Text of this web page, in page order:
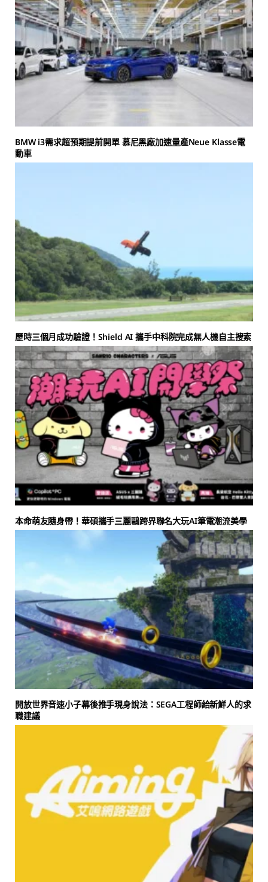
BMW i3需求超預期提前開單 慕尼黑廠加速量產Neue Klasse電
動車
歷時三個月成功驗證！Shield AI 攜手中科院完成無人機自主搜索
本命萌友隨身帶！華碩攜手三麗鷗跨界聯名大玩AI筆電潮流美學
開放世界音速小子幕後推手現身說法：SEGA工程師給新鮮人的求
職建議